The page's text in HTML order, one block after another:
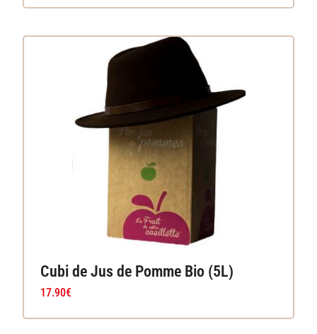
Cubi de Jus de Pomme Bio (5L)
17.90€